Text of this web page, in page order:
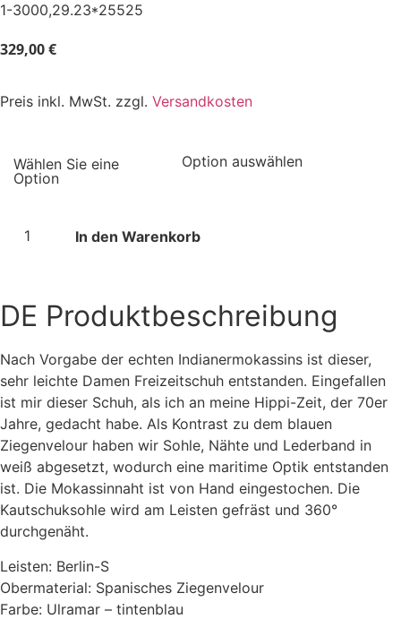
1-3000,29.23*25525
329,00€
Preis inkl. MwSt. zzgl. Versandkosten
In den Warenkorb
DE Produktbeschreibung
Nach Vorgabe der echten Indianermokassins ist dieser,
sehr leichte Damen Freizeitschuh entstanden. Eingefallen
ist mir dieser Schuh, als ich an meine Hippi-Zeit, der 70er
Jahre, gedacht habe. Als Kontrast zu dem blauen
Ziegenvelour haben wir Sohle, Nähte und Lederband in
weiß abgesetzt, wodurch eine maritime Optik entstanden
ist. Die Mokassinnaht ist von Hand eingestochen. Die
Kautschuksohle wird am Leisten gefräst und 360°
durchgenäht.
Leisten: Berlin-S
Obermaterial: Spanisches Ziegenvelour
Farbe: Ulramar – tintenblau